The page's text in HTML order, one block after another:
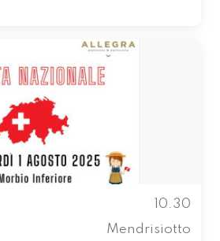
10.30
Mendrisiotto